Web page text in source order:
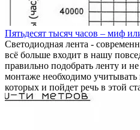
Пятьдесят тысяч часов – миф
Светодиодная лента -
всё больше входит в нашу
правильно подобрать ленту и
монтаже необходимо учитывать
которых и пойдет речь в этой